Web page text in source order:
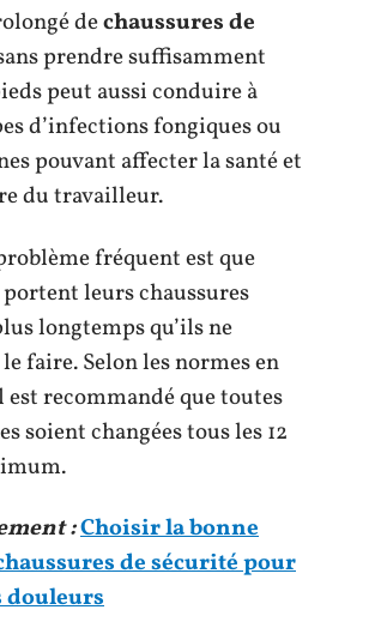
dechaussures de
prendre suffisamment
peut aussi conduire à
d’infections fongiques ou
pouvant affecter la santé et
du travailleur.
fréquent est que
leurs chaussures
longtemps qu’ils ne
faire. Selon les normes en
recommandé que toutes
soient changées tous les 12
:Choisir la bonne
de sécurité pour
douleurs